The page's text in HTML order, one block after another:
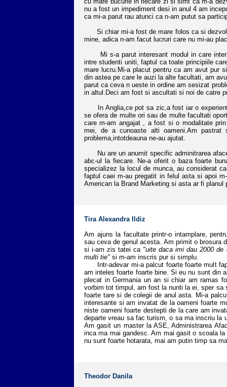
nu a fost un impediment desi in anul 4 am
ca mi-a parut rau atunci ca n-am putut sa
Si chiar mi-a fost de mare folos ca si
mine, adica n-am facut lucruri care nu mi-au
Mi s-a parut interesant modul in care
intre studenti uniti, faptul ca toate principiile
mare lucru.Mi-a placut pentru ca am avut pur
din astea pe care le auzi la alte facultati, am
parut ca ceva n ueste in ordine am sesizat
in altul.Deci am fost si ascultati si noi de catre
In Anglia,ce pot sa zic,a fost iar o
se ofera de multe ori sau de multe facultati
care m-am angajat , a fost si o modalitate
mei, de a cunoaste alti oameni.Am
problema,intotdeauna ne-au ajutat.
Nu are un anumit specific adminitrarea
abc-ul la fiecare. Ne-a oferit o baza foarte
specializez la locul de munca, au considerat
faptul caei m-au pregatit in felul asta si apoi
American la Brand Marketing si asta ar fi planul
Tira Alexandra Ildiz
Am ajuns la facultate printr-o intamplare,
sau ceva de genul acesta. Am primit o brosura
si i-am zis tatei ca "uite daca imi dau 2000
multi tie" si m-am inscris pur si simplu.
Intr-adevar mi-a palcut foarte foarte mult
am inteles foarte foarte bine. Si eu nu sunt din
plecat in Germania un an si chiar am ramas
vorbim tot timpul, am fost la nunti la ei, sper
foarte tare si de colegii de anul asta. Mi-a
interesante si am invatat de la oameni foarte
niste oameni foarte destepti de la care am
departe vreau sa fac turism, o sa ma inscriu la
Am gasit un master la ASE, Administrarea
inca ma mai gandesc. Am mai gasit o scoala
nu sunt foarte hotarata, mai am putin timp sa
Theodor Danila